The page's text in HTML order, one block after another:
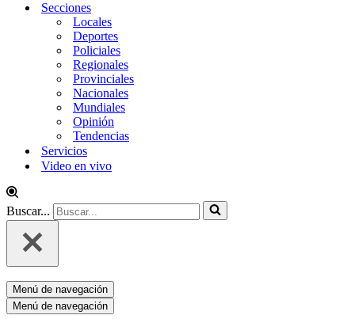
Secciones
Locales
Deportes
Policiales
Regionales
Provinciales
Nacionales
Mundiales
Opinión
Tendencias
Servicios
Video en vivo
Buscar...
Menú de navegación
Menú de navegación